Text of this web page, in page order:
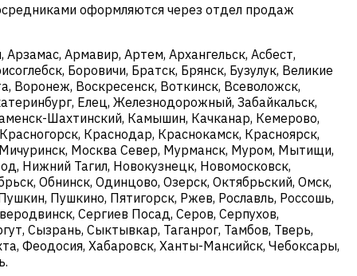
оформляются через отдел продаж
Армавир, Артем, Архангельск, Асбест,
Боровичи, Братск, Брянск, Бузулук, Великие
Воронеж, Воскресенск, Воткинск, Всеволожск,
Елец, Железнодорожный, Забайкальск,
Шахтинский, Камышин, Качканар, Кемерово,
Краснодар, Краснокамск, Красноярск,
Москва Север, Мурманск, Муром, Мытищи,
Нижний Тагил, Новокузнецк, Новомосковск,
Обнинск, Одинцово, Озерск, Октябрьский, Омск,
Пушкино, Пятигорск, Ржев, Рославль, Россошь,
Сергиев Посад, Серов, Серпухов,
Сызрань, Сыктывкар, Таганрог, Тамбов, Тверь,
Феодосия, Хабаровск, Ханты-Мансийск, Чебоксары,